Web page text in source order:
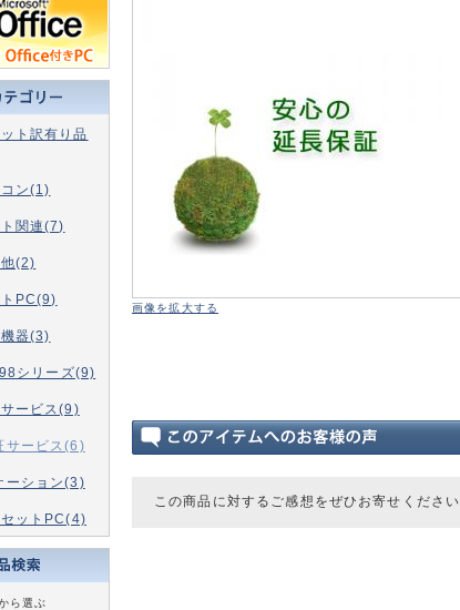
ト訳有り品
ン(1)
関連(7)
(2)
PC(9)
器(3)
シリーズ(9)
ービス(9)
サービス(6)
ーション(3)
ットPC(4)
ら選ぶ
画像を拡大する
この商品に対するご感想をぜひお寄せください